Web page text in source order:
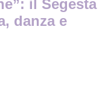
il Segesta
danza e